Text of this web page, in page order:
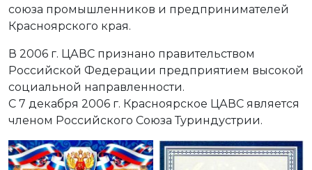
союза промышленников и предпринимателей
Красноярского края.
В 2006 г. ЦАВС признано правительством
Российской Федерации предприятием высокой
социальной направленности.
С 7 декабря 2006 г. Красноярское ЦАВС является
членом Российского Союза Туриндустрии.